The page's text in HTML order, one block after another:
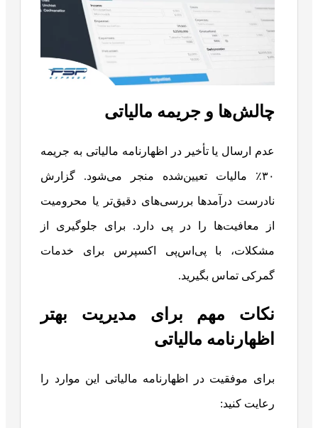
چالش‌ها و جریمه مالیاتی
عدم ارسال یا تأخیر در اظهارنامه مالیاتی به جریمه
۳۰٪ مالیات تعیین‌شده منجر می‌شود. گزارش
نادرست درآمدها بررسی‌های دقیق‌تر یا محرومیت
از معافیت‌ها را در پی دارد. برای جلوگیری از
مشکلات، با پی‌اس‌پی اکسپرس برای خدمات
گمرکی تماس بگیرید.
نکات مهم برای مدیریت بهتر
اظهارنامه مالیاتی
برای موفقیت در اظهارنامه مالیاتی این موارد را
رعایت کنید: